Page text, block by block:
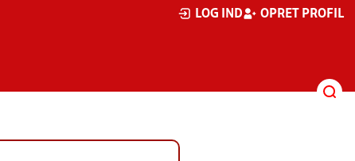
LOG IND OPRET PROFIL